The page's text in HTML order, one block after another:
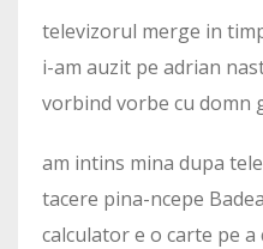
televizorul merge in
i-am auzit pe adrian
vorbind vorbe cu domn
am intins mina dupa
tacere pina-ncepe
calculator e o carte pe a